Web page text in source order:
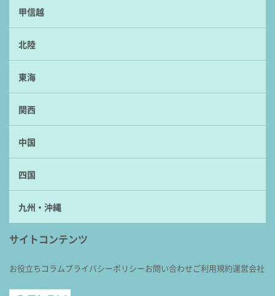
甲信越
北陸
東海
関西
中国
四国
九州・沖縄
サイトコンテンツ
お役立ちコラムプライバシーポリシーお問い合わせご利用規約運営会社